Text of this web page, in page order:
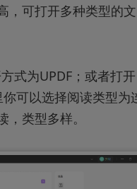
，可打开多种类型的文
式为UPDF；或者打开
可以选择阅读类型为
类型多样。